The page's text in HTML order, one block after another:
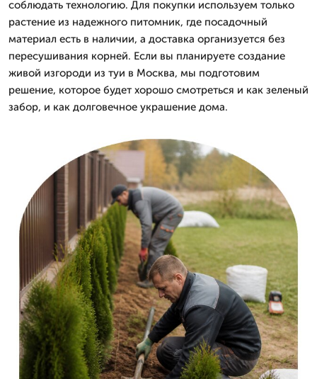
соблюдать технологию. Для покупки используем только
растение из надежного питомник, где посадочный
материал есть в наличии, а доставка организуется без
пересушивания корней. Если вы планируете создание
живой изгороди из туи в Москва, мы подготовим
решение, которое будет хорошо смотреться и как зеленый
забор, и как долговечное украшение дома.